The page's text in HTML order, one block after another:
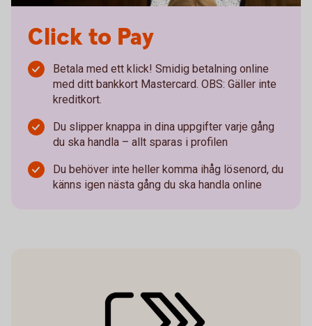
Click to Pay
Betala med ett klick! Smidig betalning online
med ditt bankkort Mastercard. OBS: Gäller inte
kreditkort.
Du slipper knappa in dina uppgifter varje gång
du ska handla – allt sparas i profilen
Du behöver inte heller komma ihåg lösenord, du
känns igen nästa gång du ska handla online